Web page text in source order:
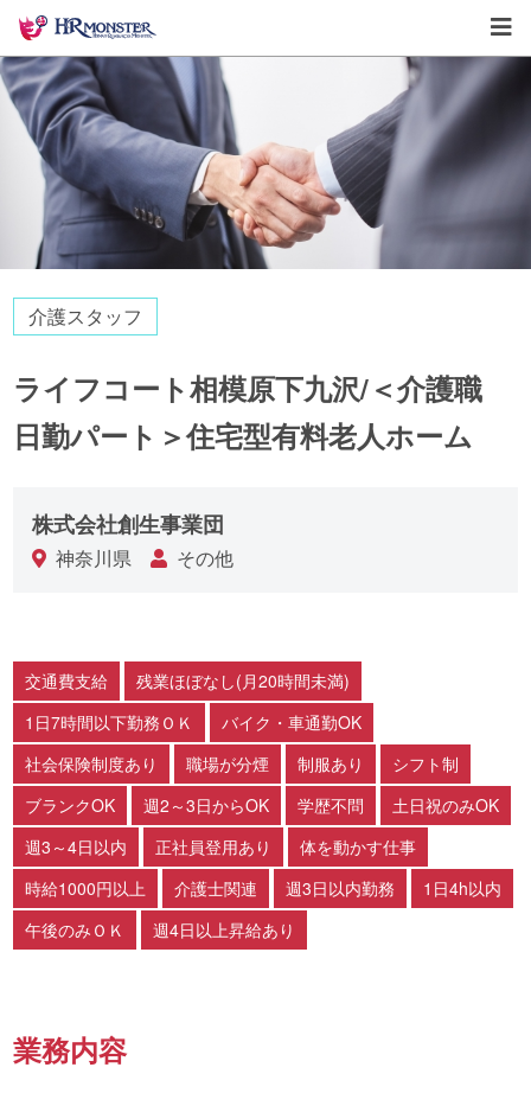
介護スタッフ
ライフコート相模原下九沢/＜介護職
日勤パート＞住宅型有料老人ホーム
株式会社創生事業団
神奈川県 その他
交通費支給
残業ほぼなし(月20時間未満)
1日7時間以下勤務ＯＫ
バイク・車通勤OK
社会保険制度あり
職場が分煙 制服あり
シフト制
ブランクOK
週2～3日からOK 学歴不問
土日祝のみOK
週3～4日以内
正社員登用あり
体を動かす仕事
時給1000円以上
介護士関連 週3日以内勤務
1日4h以内
午後のみＯＫ
週4日以上昇給あり
業務内容